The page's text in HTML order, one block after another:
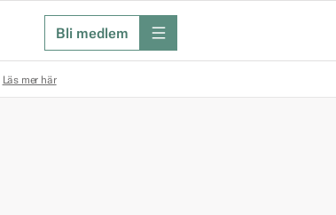
Bli medlem meny
Läs mer här